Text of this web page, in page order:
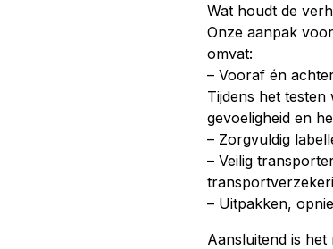
Wat houdt de
Onze aanpak
omvat:
– Vooraf én
Tijdens het
gevoeligheid en
– Zorgvuldig
– Veilig
– Uitpakken,
Aansluitend is